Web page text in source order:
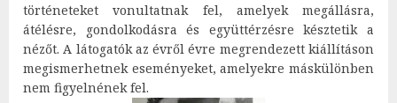
történeteket vonultatnak fel, amelyek megállásra,
átélésre, gondolkodásra és együttérzésre késztetik a
nézőt. A látogatók az évről évre megrendezett kiállításon
megismerhetnek eseményeket, amelyekre máskülönben
nem figyelnének fel.